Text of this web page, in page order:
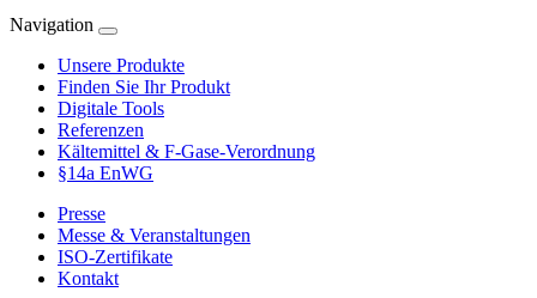
Navigation
Unsere Produkte
Finden Sie Ihr Produkt
Digitale Tools
Referenzen
Kältemittel & F-Gase-Verordnung
§14a EnWG
Presse
Messe & Veranstaltungen
ISO-Zertifikate
Kontakt